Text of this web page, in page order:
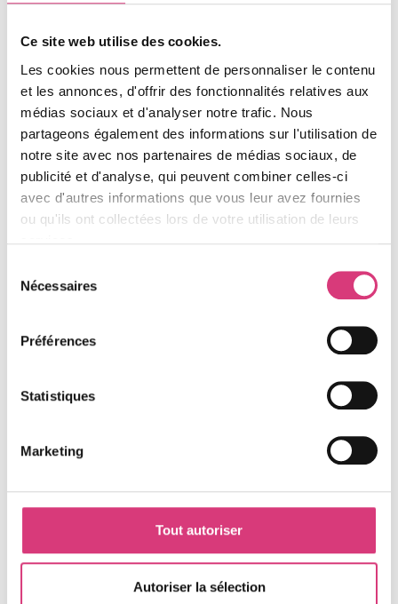
Ce site web utilise des cookies.
Les cookies nous permettent de personnaliser le contenu
et les annonces, d'offrir des fonctionnalités relatives aux
médias sociaux et d'analyser notre trafic. Nous
partageons également des informations sur l'utilisation de
notre site avec nos partenaires de médias sociaux, de
publicité et d'analyse, qui peuvent combiner celles-ci
avec d'autres informations que vous leur avez fournies
ou qu'ils ont collectées lors de votre utilisation de leurs
Nécessaires
Préférences
Statistiques
Marketing
Tout autoriser
Autoriser la sélection
une tribune
29 JUIN 2022
AIDES ET PRIMES
PASSOIRE THERMIQUE : VAIS-JE
POUVOIR CONTINUER À LOUER
La loi Climat et Résilience, adoptée en 2021, a